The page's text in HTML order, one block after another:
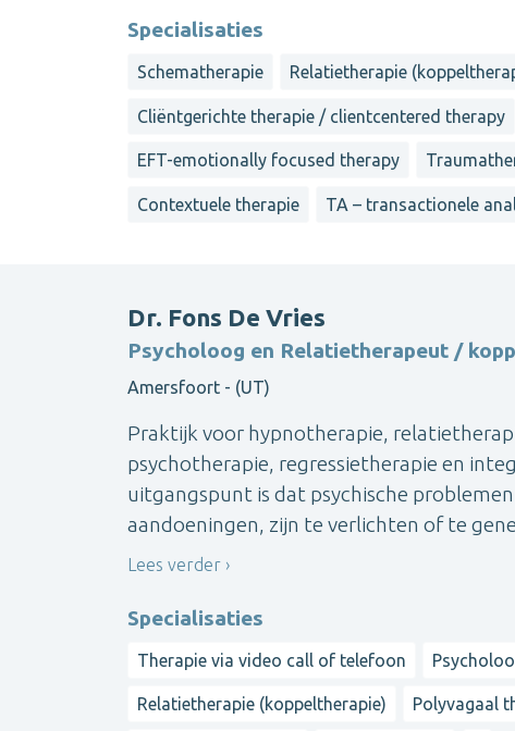
Specialisaties
Schematherapie Relatietherapie
Cliëntgerichte therapie / clientcentered therapy
EFT-emotionally focused therapy
Contextuele therapie TA – transactionele
Dr. Fons De Vries
Psycholoog en Relatietherapeut /
Amersfoort - (UT)
Praktijk voor hypnotherapie,
psychotherapie, regressietherapie en
uitgangspunt is dat psychische
aandoeningen, zijn te verlichten of te
Lees verder
Specialisaties
Therapie via video call of telefoon
Relatietherapie (koppeltherapie) Polyvagaal